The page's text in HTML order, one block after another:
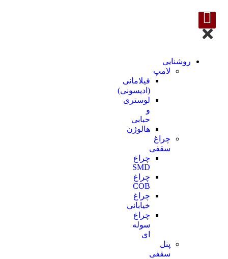
روشنایی
لامپ
فیلامانی
(ادیسونی)
لوستری
و
حبابی
هالوژن
چراغ
سقفی
چراغ
SMD
چراغ
COB
چراغ
خیابانی
چراغ
سوله
ای
پنل
سقفی